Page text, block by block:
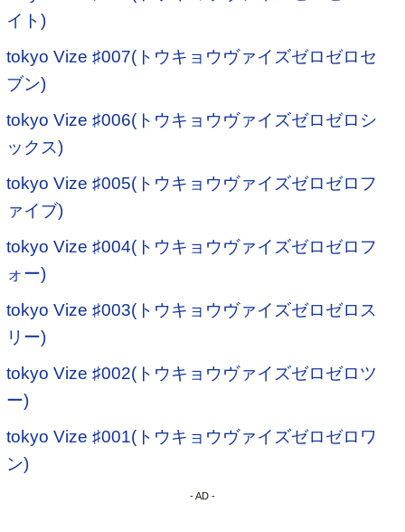
イト)
tokyo Vize ♯007(トウキョウヴァイズゼロゼロセ
ブン)
tokyo Vize ♯006(トウキョウヴァイズゼロゼロシ
ックス)
tokyo Vize ♯005(トウキョウヴァイズゼロゼロフ
ァイブ)
tokyo Vize ♯004(トウキョウヴァイズゼロゼロフ
ォー)
tokyo Vize ♯003(トウキョウヴァイズゼロゼロス
リー)
tokyo Vize ♯002(トウキョウヴァイズゼロゼロツ
ー)
tokyo Vize ♯001(トウキョウヴァイズゼロゼロワ
ン)
- AD -